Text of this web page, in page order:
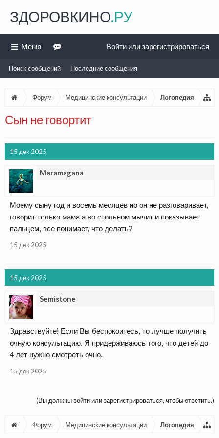
Форум Медицинские консультации Логопедия
Сын не говортит
15 дек 2025
Maramagana
Моему сыну год и восемь месяцев но он не разговаривает,
говорит только мама а во стольном мычит и показывает
пальцем, все понимает, что делать?
15 дек 2025
15 дек 2025
Semistone
Здравствуйте! Если Вы беспокоитесь, то лучше получить
очную консультацию. Я придерживаюсь того, что детей до
4 лет нужно смотреть очно.
15 дек 2025
(Вы должны войти или зарегистрироваться, чтобы ответить.)
Форум Медицинские консультации Логопедия
ЗДОРОВКИНО.РУ
Меню
Поиск сообщений Последние сообщения
Войти или зарегистрироваться